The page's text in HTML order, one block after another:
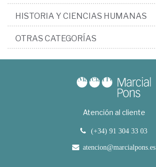
HISTORIA Y CIENCIAS HUMANAS
OTRAS CATEGORÍAS
Atención al cliente
(+34) 91 304 33 03
atencion@marcialpons.es